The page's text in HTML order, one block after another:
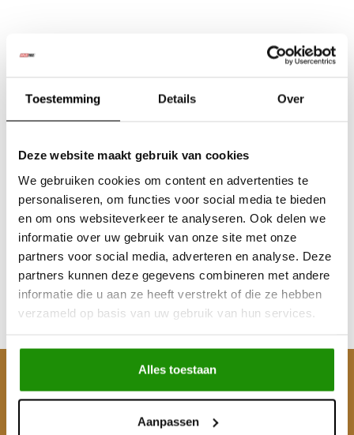
Toestemming Details Over
Deze website maakt gebruik van cookies
We gebruiken cookies om content en advertenties te
personaliseren, om functies voor social media te bieden
en om ons websiteverkeer te analyseren. Ook delen we
informatie over uw gebruik van onze site met onze
partners voor social media, adverteren en analyse. Deze
partners kunnen deze gegevens combineren met andere
informatie die u aan ze heeft verstrekt of die ze hebben
verzameld op basis van uw gebruik van hun services.
Alles toestaan
Aanpassen
Sale
MUDTEC SRT 12S
Winch, 7.0HP, 5443 kg,
Synthetic Rope
€652,07 €587,60
Excl. btw
Incl. btw
Sale
MUDTEC SRT 13S
Winch, 7.2HP, 6123 kg,
Synthetic Rope
€734,71 €660,33
Excl. btw
Incl. btw